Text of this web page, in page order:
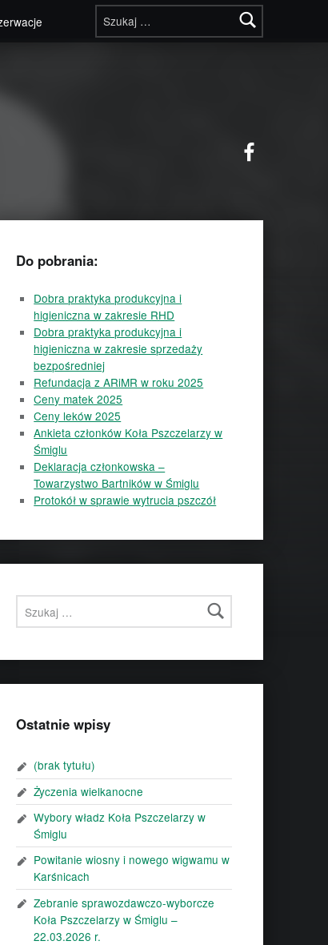
Szukaj:
Do pobrania:
Dobra praktyka produkcyjna i
higieniczna w zakresie RHD
Dobra praktyka produkcyjna i
higieniczna w zakresie sprzedaży
bezpośredniej
Refundacja z ARiMR w roku 2025
Ceny matek 2025
Ceny leków 2025
Ankieta członków Koła Pszczelarzy w
Śmiglu
Deklaracja członkowska –
Towarzystwo Bartników w Śmiglu
Protokół w sprawie wytrucia pszczół
Szukaj:
Ostatnie wpisy
(brak tytułu)
Życzenia wielkanocne
Wybory władz Koła Pszczelarzy w
Śmiglu
Powitanie wiosny i nowego wigwamu w
Karśnicach
Zebranie sprawozdawczo-wyborcze
Koła Pszczelarzy w Śmiglu –
22.03.2026 r.